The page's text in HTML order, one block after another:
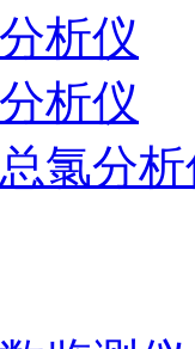
析仪
析仪
氯分